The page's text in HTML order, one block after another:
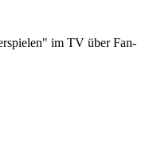
im TV über Fan-